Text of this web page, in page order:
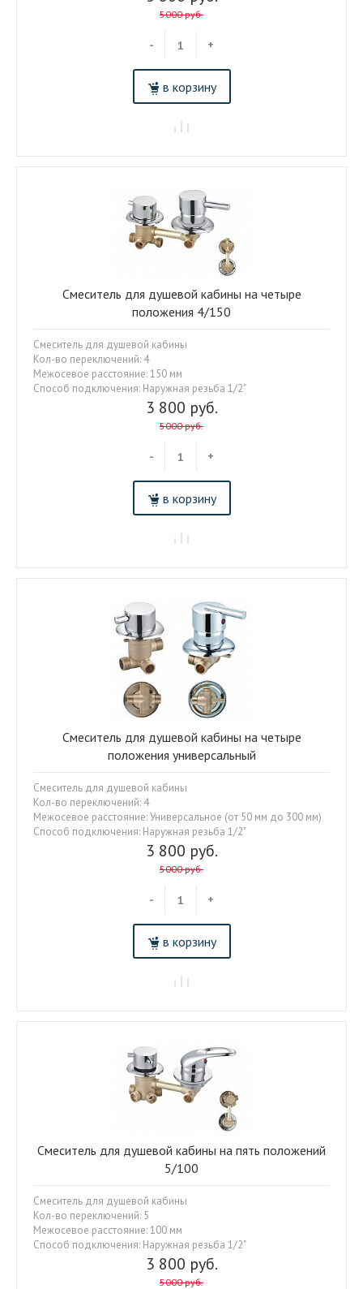
5000 руб.
- +
в корзину
3 800 руб.
5000 руб.
- +
в корзину
Смеситель для душевой кабины на четыре
положения 4/150
Смеситель для душевой кабины
Кол-во переключений: 4
Межосевое расстояние: 150 мм
Способ подключения: Наружная резьба 1/2"
3 800 руб.
5000 руб.
- +
в корзину
Смеситель для душевой кабины на четыре
положения универсальный
Смеситель для душевой кабины
Кол-во переключений: 4
Межосевое расстояние: Универсальное (от 50 мм до 300 мм)
Способ подключения: Наружная резьба 1/2"
3 800 руб.
5000 руб.
Смеситель для душевой кабины на пять положений
5/100
Смеситель для душевой кабины
Кол-во переключений: 5
Межосевое расстояние: 100 мм
Способ подключения: Наружная резьба 1/2"